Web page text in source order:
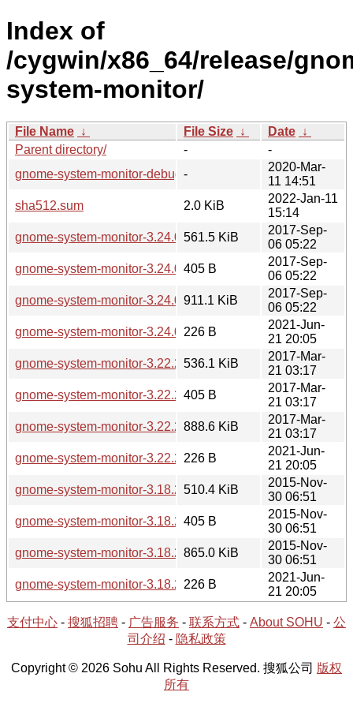
Index of
/cygwin/x86_64/release/
system-monitor/
File Name ↓ File Size ↓ Date ↓
Parent directory/
-
-
gnome-system-monitor-debuginfo/
-
2020-Mar-
11 14:51
sha512.sum
2.0 KiB
2022-Jan-11
15:14
gnome-system-monitor-3.24.0-1.tar.xz
561.5 KiB
2017-Sep-
06 05:22
gnome-system-monitor-3.24.0-1.hint
405 B
2017-Sep-
06 05:22
gnome-system-monitor-3.24.0-1-src.tar.xz
911.1 KiB
2017-Sep-
06 05:22
gnome-system-monitor-3.24.0-1-src.hint
226 B
2021-Jun-
21 20:05
gnome-system-monitor-3.22.2-1.tar.xz
536.1 KiB
2017-Mar-
21 03:17
gnome-system-monitor-3.22.2-1.hint
405 B
2017-Mar-
21 03:17
gnome-system-monitor-3.22.2-1-src.tar.xz
888.6 KiB
2017-Mar-
21 03:17
gnome-system-monitor-3.22.2-1-src.hint
226 B
2021-Jun-
21 20:05
gnome-system-monitor-3.18.2-1.tar.xz
510.4 KiB
2015-Nov-
30 06:51
gnome-system-monitor-3.18.2-1.hint
405 B
2015-Nov-
30 06:51
gnome-system-monitor-3.18.2-1-src.tar.xz
865.0 KiB
2015-Nov-
30 06:51
gnome-system-monitor-3.18.2-1-src.hint
226 B
2021-Jun-
21 20:05
支付中心 - 搜狐招聘 - 广告服务 - 联系方式 - About SOHU - 公
司介绍 - 隐私政策
Copyright © 2026 Sohu All Rights Reserved. 搜狐公司 版权
所有